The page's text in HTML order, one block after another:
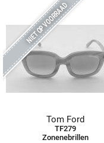
NIET OP VOORRAAD
Tom Ford
TF279
Zonenebrillen